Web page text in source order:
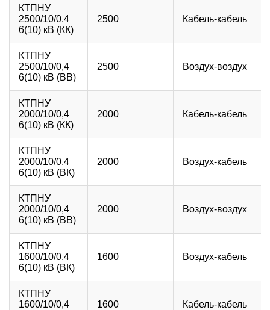
КТПНУ
2500/10/0,4
6(10) кВ (КК)
2500 Кабель-кабель
КТПНУ
2500/10/0,4
6(10) кВ (ВВ)
2500 Воздух-воздух
КТПНУ
2000/10/0,4
6(10) кВ (КК)
2000 Кабель-кабель
КТПНУ
2000/10/0,4
6(10) кВ (ВК)
2000 Воздух-кабель
КТПНУ
2000/10/0,4
6(10) кВ (ВВ)
2000 Воздух-воздух
КТПНУ
1600/10/0,4
6(10) кВ (ВК)
1600 Воздух-кабель
КТПНУ
1600/10/0,4
1600 Кабель-кабель